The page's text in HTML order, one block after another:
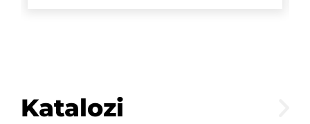
Katalozi